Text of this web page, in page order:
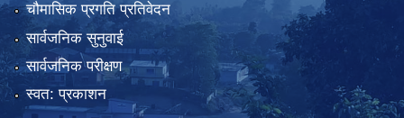
चौमासिक प्रगति प्रतिवेदन
सार्वजनिक सुनुवाई
सार्वजनिक परीक्षण
स्वत: प्रकाशन